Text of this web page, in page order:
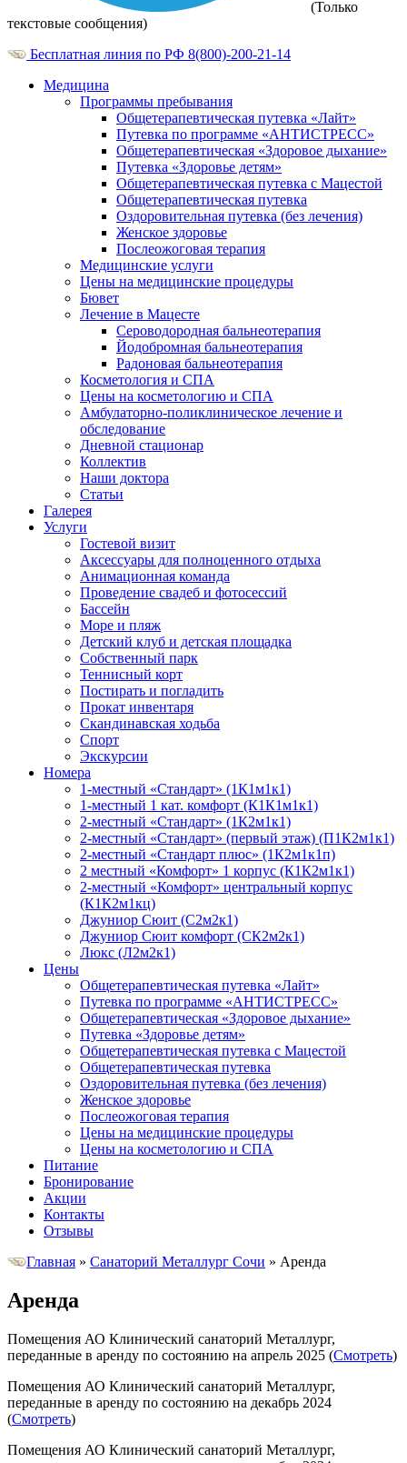
(Только
текстовые сообщения)
Бесплатная линия по РФ 8(800)-200-21-14
Медицина
Программы пребывания
Общетерапевтическая путевка «Лайт»
Путевка по программе «АНТИСТРЕСС»
Общетерапевтическая «Здоровое дыхание»
Путевка «Здоровье детям»
Общетерапевтическая путевка с Мацестой
Общетерапевтическая путевка
Оздоровительная путевка (без лечения)
Женское здоровье
Послеожоговая терапия
Медицинские услуги
Цены на медицинские процедуры
Бювет
Лечение в Мацесте
Сероводородная бальнеотерапия
Йодобромная бальнеотерапия
Радоновая бальнеотерапия
Косметология и СПА
Цены на косметологию и СПА
Амбулаторно-поликлиническое лечение и
обследование
Дневной стационар
Коллектив
Наши доктора
Статьи
Галерея
Услуги
Гостевой визит
Аксессуары для полноценного отдыха
Анимационная команда
Проведение свадеб и фотосессий
Бассейн
Море и пляж
Детский клуб и детская площадка
Собственный парк
Теннисный корт
Постирать и погладить
Прокат инвентаря
Скандинавская ходьба
Спорт
Экскурсии
Номера
1-местный «Стандарт» (1К1м1к1)
1-местный 1 кат. комфорт (К1К1м1к1)
2-местный «Стандарт» (1К2м1к1)
2-местный «Стандарт» (первый этаж) (П1К2м1к1)
2-местный «Стандарт плюс» (1К2м1к1п)
2 местный «Комфорт» 1 корпус (К1К2м1к1)
2-местный «Комфорт» центральный корпус
(К1К2м1кц)
Джуниор Сюит (С2м2к1)
Джуниор Сюит комфорт (СК2м2к1)
Люкс (Л2м2к1)
Цены
Общетерапевтическая путевка «Лайт»
Путевка по программе «АНТИСТРЕСС»
Общетерапевтическая «Здоровое дыхание»
Путевка «Здоровье детям»
Общетерапевтическая путевка с Мацестой
Общетерапевтическая путевка
Оздоровительная путевка (без лечения)
Женское здоровье
Послеожоговая терапия
Цены на медицинские процедуры
Цены на косметологию и СПА
Питание
Бронирование
Акции
Контакты
Отзывы
Главная » Санаторий Металлург Сочи » Аренда
Аренда
Помещения АО Клинический санаторий Металлург,
переданные в аренду по состоянию на апрель 2025 (Смотреть)
Помещения АО Клинический санаторий Металлург,
переданные в аренду по состоянию на декабрь 2024
(Смотреть)
Помещения АО Клинический санаторий Металлург,